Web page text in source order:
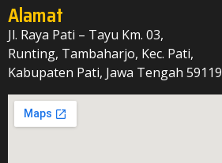
Alamat
Jl. Raya Pati – Tayu Km. 03,
Runting, Tambaharjo, Kec. Pati,
Kabupaten Pati, Jawa Tengah 59119